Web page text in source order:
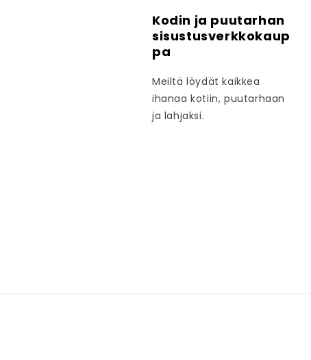
Kodin ja puutarhan
sisustusverkkokaup
pa
Meiltä löydät kaikkea
ihanaa kotiin, puutarhaan
ja lahjaksi.